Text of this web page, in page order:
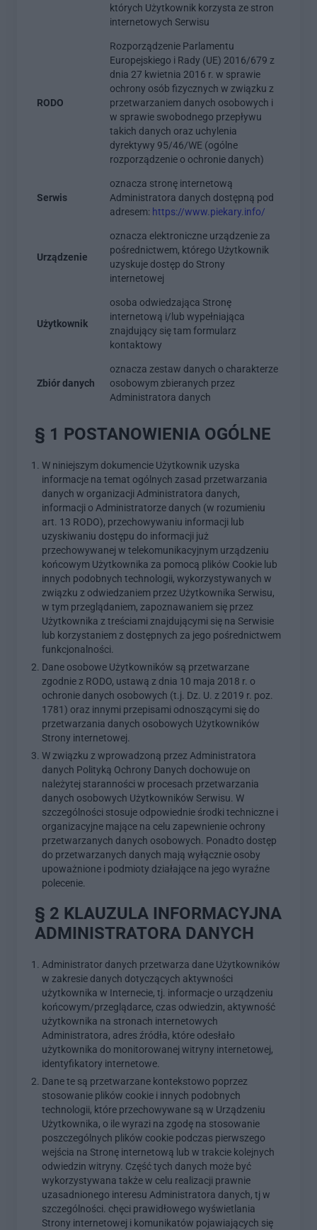
których Użytkownik korzysta ze stron
internetowych Serwisu
RODO
Rozporządzenie Parlamentu
Europejskiego i Rady (UE) 2016/679 z
dnia 27 kwietnia 2016 r. w sprawie
ochrony osób fizycznych w związku z
przetwarzaniem danych osobowych i
w sprawie swobodnego przepływu
takich danych oraz uchylenia
dyrektywy 95/46/WE (ogólne
rozporządzenie o ochronie danych)
Serwis
oznacza stronę internetową
Administratora danych dostępną pod
adresem: https://www.piekary.info/
Urządzenie
oznacza elektroniczne urządzenie za
pośrednictwem, którego Użytkownik
uzyskuje dostęp do Strony
internetowej
Użytkownik
osoba odwiedzająca Stronę
internetową i/lub wypełniająca
znajdujący się tam formularz
kontaktowy
Zbiór danych
oznacza zestaw danych o charakterze
osobowym zbieranych przez
Administratora danych
§ 1 POSTANOWIENIA OGÓLNE
W niniejszym dokumencie Użytkownik uzyska
informacje na temat ogólnych zasad przetwarzania
danych w organizacji Administratora danych,
informacji o Administratorze danych (w rozumieniu
art. 13 RODO), przechowywaniu informacji lub
uzyskiwaniu dostępu do informacji już
przechowywanej w telekomunikacyjnym urządzeniu
końcowym Użytkownika za pomocą plików Cookie lub
innych podobnych technologii, wykorzystywanych w
związku z odwiedzaniem przez Użytkownika Serwisu,
w tym przeglądaniem, zapoznawaniem się przez
Użytkownika z treściami znajdującymi się na Serwisie
lub korzystaniem z dostępnych za jego pośrednictwem
funkcjonalności.
Dane osobowe Użytkowników są przetwarzane
zgodnie z RODO, ustawą z dnia 10 maja 2018 r. o
ochronie danych osobowych (t.j. Dz. U. z 2019 r. poz.
1781) oraz innymi przepisami odnoszącymi się do
przetwarzania danych osobowych Użytkowników
Strony internetowej.
W związku z wprowadzoną przez Administratora
danych Polityką Ochrony Danych dochowuje on
należytej staranności w procesach przetwarzania
danych osobowych Użytkowników Serwisu. W
szczególności stosuje odpowiednie środki techniczne i
organizacyjne mające na celu zapewnienie ochrony
przetwarzanych danych osobowych. Ponadto dostęp
do przetwarzanych danych mają wyłącznie osoby
upoważnione i podmioty działające na jego wyraźne
polecenie.
§ 2 KLAUZULA INFORMACYJNA
ADMINISTRATORA DANYCH
Administrator danych przetwarza dane Użytkowników
w zakresie danych dotyczących aktywności
użytkownika w Internecie, tj. informacje o urządzeniu
końcowym/przeglądarce, czas odwiedzin, aktywność
użytkownika na stronach internetowych
Administratora, adres źródła, które odesłało
użytkownika do monitorowanej witryny internetowej,
identyfikatory internetowe.
Dane te są przetwarzane kontekstowo poprzez
stosowanie plików cookie i innych podobnych
technologii, które przechowywane są w Urządzeniu
Użytkownika, o ile wyrazi na zgodę na stosowanie
poszczególnych plików cookie podczas pierwszego
wejścia na Stronę internetową lub w trakcie kolejnych
odwiedzin witryny. Część tych danych może być
wykorzystywana także w celu realizacji prawnie
uzasadnionego interesu Administratora danych, tj w
szczególności. chęci prawidłowego wyświetlania
Strony internetowej i komunikatów pojawiających się